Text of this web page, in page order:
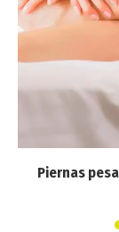
Piernas